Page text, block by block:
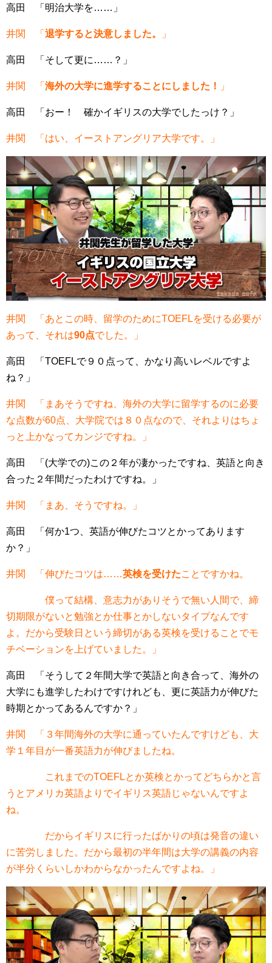
高田 「明治大学を……」
井関 「 退学すると決意しました。 」
高田 「そして更に……？」
井関 「 海外の大学に進学することにしました！ 」
高田 「おー！ 確かイギリスの大学でしたっけ？」
井関 「はい、イーストアングリア大学です。」
井関 「あとこの時、留学のためにTOEFLを受ける必要が
あって、それは90点でした。」
高田 「TOEFLで９０点って、かなり高いレベルですよ
ね？」
井関 「まあそうですね、海外の大学に留学するのに必要
な点数が60点、大学院では８０点なので、それよりはちょ
っと上かなってカンジですね。」
高田 「(大学での)この２年が凄かったですね、英語と向き
合った２年間だったわけですね。」
井関 「まあ、そうですね。」
高田 「何か1つ、英語が伸びたコツとかってあります
か？」
井関 「伸びたコツは……英検を受けたことですかね。
僕って結構、意志力がありそうで無い人間で、締
切期限がないと勉強とか仕事とかしないタイプなんです
よ。だから受験日という締切がある英検を受けることでモ
チベーションを上げていました。」
高田 「そうして２年間大学で英語と向き合って、海外の
大学にも進学したわけですけれども、更に英語力が伸びた
時期とかってあるんですか？」
井関 「３年間海外の大学に通っていたんですけども、大
学１年目が一番英語力が伸びましたね。
これまでのTOEFLとか英検とかってどちらかと言
うとアメリカ英語よりでイギリス英語じゃないんですよ
ね。
だからイギリスに行ったばかりの頃は発音の違い
に苦労しました。だから最初の半年間は大学の講義の内容
が半分くらいしかわからなかったんですよね。」